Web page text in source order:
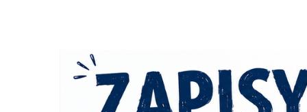
Ścieżka
nawigacyjna
Strona główna
Nowe